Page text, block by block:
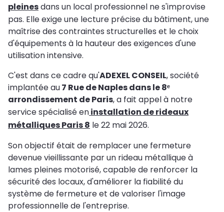
pleinesdans un local professionnel ne s'improvise
pas. Elle exige une lecture précise du bâtiment, une
maîtrise des contraintes structurelles et le choix
d'équipements à la hauteur des exigences d'une
utilisation intensive.
C'est dans ce cadre qu'ADEXEL CONSEIL, société
implantée au7 Rue de Naples dans le 8ᵉ
arrondissement de Paris, a fait appel à notre
service spécialisé eninstallation de rideaux
métalliques Paris 8 le 22 mai 2026.
Son objectif était de remplacer une fermeture
devenue vieillissante par un rideau métallique à
lames pleines motorisé, capable de renforcer la
sécurité des locaux, d'améliorer la fiabilité du
système de fermeture et de valoriser l'image
professionnelle de l'entreprise.